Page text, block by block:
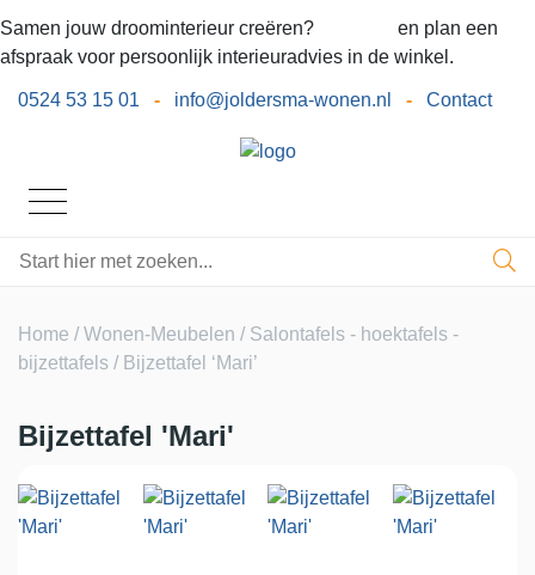
Samen jouw droominterieur creëren?
en plan een
afspraak voor persoonlijk interieuradvies in de winkel.
0524 53 15 01 - info@joldersma-wonen.nl - Contact
Home /Wonen-Meubelen / Salontafels - hoektafels -
bijzettafels / Bijzettafel ‘Mari’
Bijzettafel 'Mari'